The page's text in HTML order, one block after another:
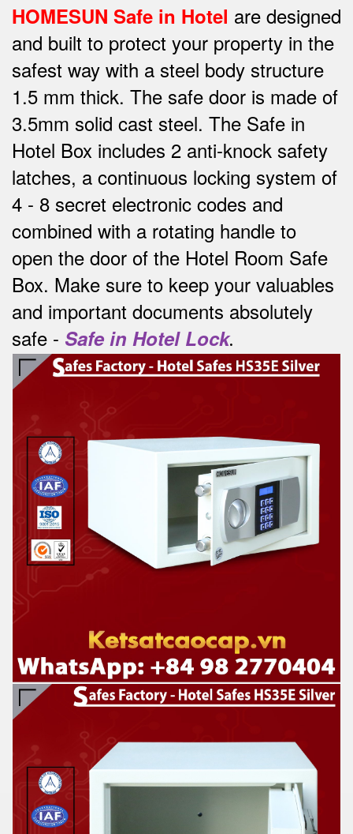
HOMESUN Safe in Hotel are designed
and built to protect your property in the
safest way with a steel body structure
1.5 mm thick. The safe door is made of
3.5mm solid cast steel. The Safe in
Hotel Box includes 2 anti-knock safety
latches, a continuous locking system of
4 - 8 secret electronic codes and
combined with a rotating handle to
open the door of the Hotel Room Safe
Box. Make sure to keep your valuables
and important documents absolutely
safe - Safe in Hotel Lock.